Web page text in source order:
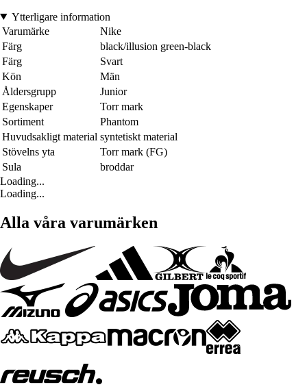
Ytterligare information
Varumärke
Nike
Färg
black/illusion green-black
Färg
Svart
Kön
Män
Åldersgrupp
Junior
Egenskaper
Torr mark
Sortiment
Phantom
Huvudsakligt material syntetiskt material
Stövelns yta
Torr mark (FG)
Sula
broddar
Loading...
Loading...
Alla våra varumärken